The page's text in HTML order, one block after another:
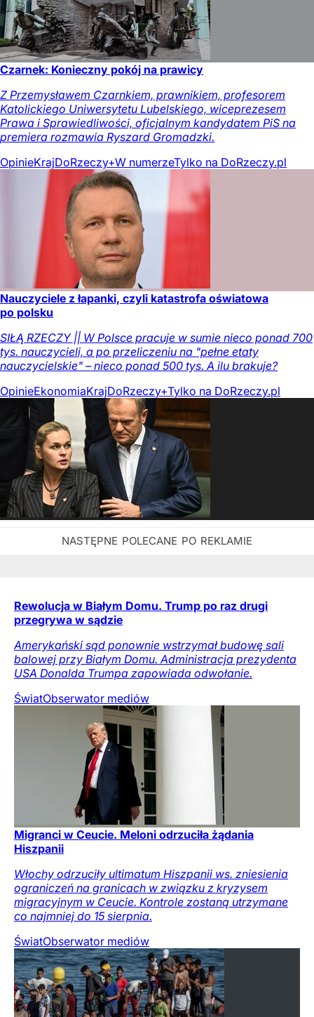
Czarnek: Konieczny pokój na prawicy
Z Przemysławem Czarnkiem, prawnikiem, profesorem
Katolickiego Uniwersytetu Lubelskiego, wiceprezesem
Prawa i Sprawiedliwości, oficjalnym kandydatem PiS na
premiera rozmawia Ryszard Gromadzki.
OpinieKrajDoRzeczy+W numerzeTylko na DoRzeczy.pl
Nauczyciele z łapanki, czyli katastrofa oświatowa
po polsku
SIŁĄ RZECZY || W Polsce pracuje w sumie nieco ponad 700
tys. nauczycieli, a po przeliczeniu na "pełne etaty
nauczycielskie" – nieco ponad 500 tys. A ilu brakuje?
OpinieEkonomiaKrajDoRzeczy+Tylko na DoRzeczy.pl
Rewolucja w Białym Domu. Trump po raz drugi
przegrywa w sądzie
Amerykański sąd ponownie wstrzymał budowę sali
balowej przy Białym Domu. Administracja prezydenta
USA Donalda Trumpa zapowiada odwołanie.
ŚwiatObserwator mediów
Migranci w Ceucie. Meloni odrzuciła żądania
Hiszpanii
Włochy odrzuciły ultimatum Hiszpanii ws. zniesienia
ograniczeń na granicach w związku z kryzysem
migracyjnym w Ceucie. Kontrole zostaną utrzymane
co najmniej do 15 sierpnia.
ŚwiatObserwator mediów